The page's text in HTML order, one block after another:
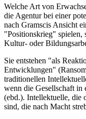
Welche Art von
die Agentur bei einer
nach Gramscis Ansicht
"Positionskrieg" spielen,
Kultur- oder
Sie entstehen "als
Entwicklungen"
traditionellen
wenn die Gesellschaft in
(ebd.). Intellektuelle, die
sind, die nach Macht